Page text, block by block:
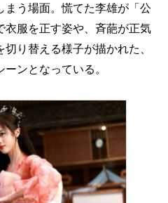
まう場面。慌てた李雄が「公
衣服を正す姿や、斉葩が正気
り替える様子が描かれた、
ンとなっている。